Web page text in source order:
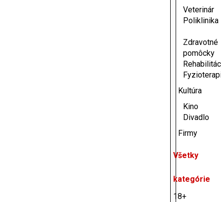
Veterinár
Poliklinika
Zdravotné
pomôcky
Kultúra
Kino
Divadlo
Firmy
Všetky
kategórie
18+